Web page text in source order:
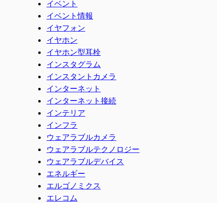
イベント
イベント情報
イヤフォン
イヤホン
イヤホン型耳栓
インスタグラム
インスタントカメラ
インターネット
インターネット接続
インテリア
インフラ
ウェアラブルカメラ
ウェアラブルテクノロジー
ウェアラブルデバイス
エネルギー
エルゴノミクス
エレコム